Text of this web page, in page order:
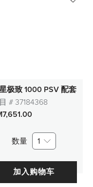
极致 1000 PSV 配套
# 37184368
数量 1
加入购物车